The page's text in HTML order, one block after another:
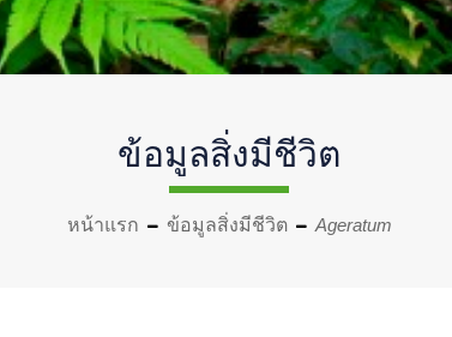
ข้อมูลสิ่งมีชีวิต
หน้าแรก ข้อมูลสิ่งมีชีวิต Ageratum